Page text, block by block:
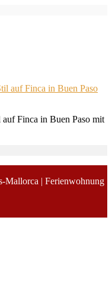
Finca in Buen Paso mit
Mallorca | Ferienwohnung